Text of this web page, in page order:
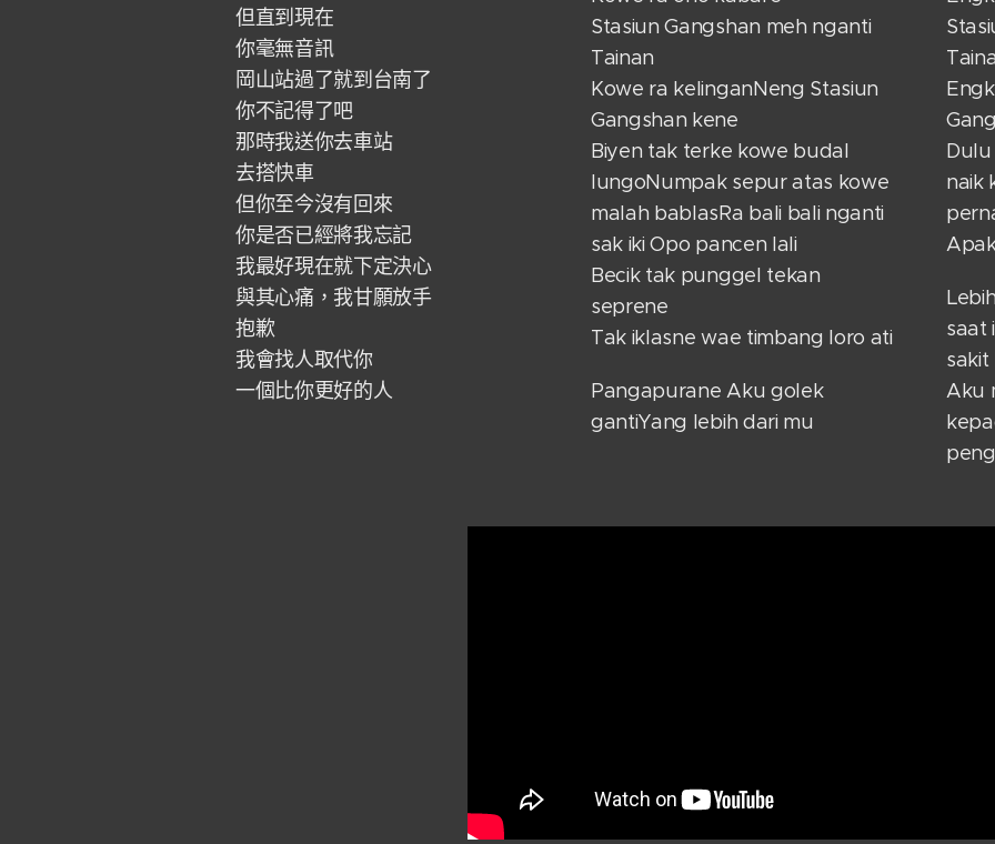
但直到現在
你毫無音訊
岡山站過了就到台南了
你不記得了吧
那時我送你去車站
去搭快車
但你至今沒有回來
你是否已經將我忘記
我最好現在就下定決心
與其心痛，我甘願放手
抱歉
我會找人取代你
一個比你更好的人
Stasiun Gangshan meh nganti
Tainan
Kowe ra kelinganNeng Stasiun
Gangshan kene
Biyen tak terke kowe budal
lungoNumpak sepur atas kowe
malah bablasRa bali bali nganti
sak iki Opo pancen lali
Becik tak punggel tekan
seprene
Tak iklasne wae timbang loro ati
Pangapurane Aku golek
gantiYang lebih dari mu
naik
saat
sakit
Aku